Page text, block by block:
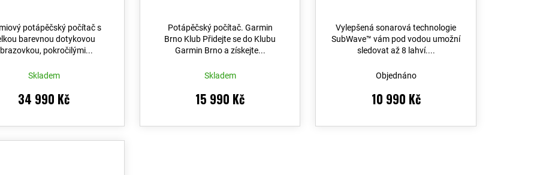
potápěčský počítač s
barevnou dotykovou
pokročilými...
Skladem
34 990 Kč
Potápěčský počítač. Garmin
Brno Klub Přidejte se do Klubu
Garmin Brno a získejte...
Skladem
15 990 Kč
Vylepšená sonarová technologie
SubWave™ vám pod vodou umožní
sledovat až 8 lahví....
Objednáno
10 990 Kč